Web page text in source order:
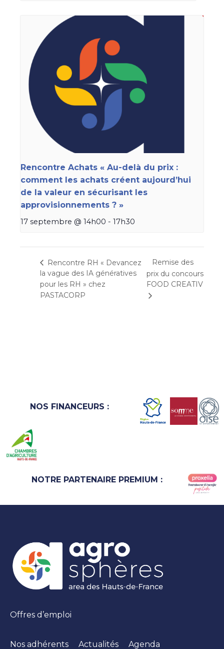
Rencontre Achats « Au-delà du prix :
comment les achats créent aujourd’hui
de la valeur en sécurisant les
approvisionnements ? »
17 septembre @ 14h00 - 17h30
Rencontre RH « Devancez
la vague des IA génératives
pour les RH » chez
PASTACORP
Remise des
prix du concours
FOOD CREATIV
NOS FINANCEURS :
NOTRE PARTENAIRE PREMIUM :
Offres d’emploi
Nos adhérents Actualités Agenda